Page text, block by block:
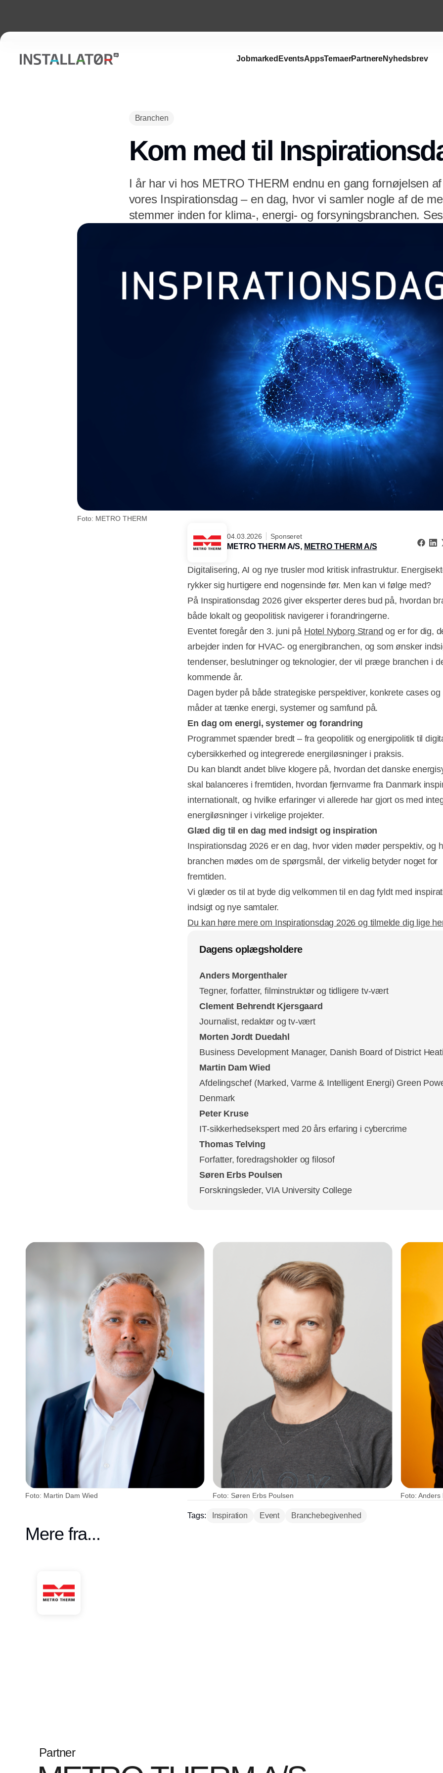
Jobmarked EventsAppsTemaerPartnereNyhedsbrev
Branchen
Kom med til
I år har vi hos METRO THERM endnu en gang fornøjelsen
vores Inspirationsdag – en dag, hvor vi samler nogle af de
stemmer inden for klima-, energi- og forsyningsbranchen.
Foto: METRO THERM
04.03.2026 Sponseret
METRO THERM A/S, METRO THERM A/S
Digitalisering, AI og nye trusler mod kritisk infrastruktur.
rykker sig hurtigere end nogensinde før. Men kan vi følge med?
På Inspirationsdag 2026 giver eksperter deres bud på, hvordan
både lokalt og geopolitisk navigerer i forandringerne.
Eventet foregår den 3. juni på Hotel Nyborg Strand og er for dig,
arbejder inden for HVAC- og energibranchen, og som ønsker
tendenser, beslutninger og teknologier, der vil præge branchen i
kommende år.
Dagen byder på både strategiske perspektiver, konkrete cases og
måder at tænke energi, systemer og samfund på.
En dag om energi, systemer og forandring
Programmet spænder bredt – fra geopolitik og energipolitik til
cybersikkerhed og integrerede energiløsninger i praksis.
Du kan blandt andet blive klogere på, hvordan det danske
skal balanceres i fremtiden, hvordan fjernvarme fra Danmark
internationalt, og hvilke erfaringer vi allerede har gjort os med
energiløsninger i virkelige projekter.
Glæd dig til en dag med indsigt og inspiration
Inspirationsdag 2026 er en dag, hvor viden møder perspektiv, og
branchen mødes om de spørgsmål, der virkelig betyder noget for
fremtiden.
Vi glæder os til at byde dig velkommen til en dag fyldt med
indsigt og nye samtaler.
Du kan høre mere om Inspirationsdag 2026 og tilmelde dig lige
Dagens oplægsholdere
Anders Morgenthaler
Tegner, forfatter, filminstruktør og tidligere tv-vært
Clement Behrendt Kjersgaard
Journalist, redaktør og tv-vært
Morten Jordt Duedahl
Business Development Manager, Danish Board of District
Martin Dam Wied
Afdelingschef (Marked, Varme & Intelligent Energi) Green
Denmark
Peter Kruse
IT-sikkerhedsekspert med 20 års erfaring i cybercrime
Thomas Telving
Forfatter, foredragsholder og filosof
Søren Erbs Poulsen
Forskningsleder, VIA University College
Foto: Martin Dam Wied Foto: Søren Erbs Poulsen Foto:
Tags: Inspiration Event Branchebegivenhed
Mere fra...
Partner